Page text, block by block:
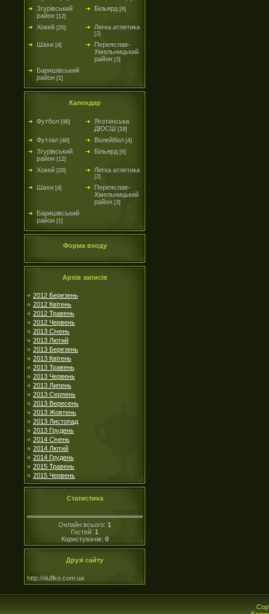
Згурівський
район [12]
Більярд [6]
Хокей [20] Легка атлетика
[2]
Шахи [4]
Переяслав-
Хмельницький
район [3]
Баришівський
район [1]
Календар
Футбол [96]
Яготинська
ДЮСШ [18]
Футзал [46] Волейбол [4]
Згурівський
район [12]
Більярд [6]
Хокей [20] Легка атлетика
[2]
Шахи [4]
Переяслав-
Хмельницький
район [3]
Баришівський
район [1]
Форма входу
Архів записів
2012 Березень
2012 Квітень
2012 Травень
2012 Червень
2013 Січень
2013 Лютий
2013 Березень
2013 Квітень
2013 Травень
2013 Червень
2013 Липень
2013 Серпень
2013 Вересень
2013 Жовтень
2013 Листопад
2013 Грудень
2014 Січень
2014 Лютий
2014 Грудень
2015 Травень
2015 Червень
Статистика
Онлайн всього: 1
Гостей: 1
Користувачів: 0
Друзі сайту
http://duflko.com.ua